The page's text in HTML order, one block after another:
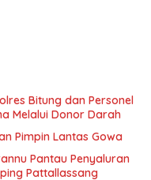
Bitung dan Personel
Melalui Donor Darah
Pimpin Lantas Gowa
Pantau Penyaluran
Pattallassang